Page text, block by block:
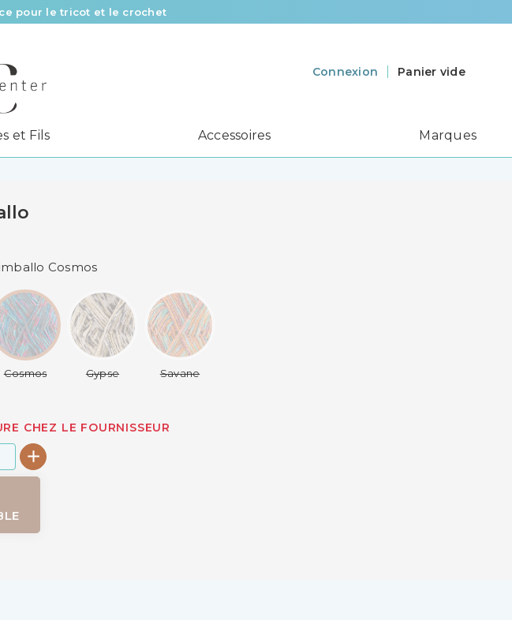
pour le tricot et le crochet
pour toutes vos envies !
de 58 € d’achat
Connexion Panier vide
et Fils Accessoires Marques
Cosmos
Cosmos Gypse Savane
CHEZ LE FOURNISSEUR